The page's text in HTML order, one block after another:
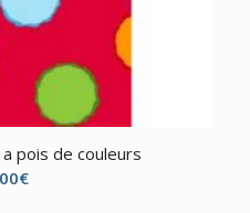
pois de couleurs
€